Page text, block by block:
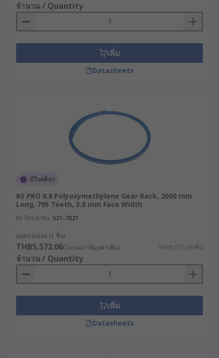
จำนวน / Quantity
เพิ่ม
Datasheets
มีในสต็อก
RS PRO 0.8 Polyoxymethylene Gear Rack, 2000 mm
Long, 795 Teeth, 3.8 mm Face Width
RS Stock No. 521-7821
ยอดรวมย่อย (1 ชิ้น)
THB5,572.06(ไม่รวมภาษีมูลค่าเพิ่ม) THB5,572.06/ชิ้น
จำนวน / Quantity
เพิ่ม
Datasheets